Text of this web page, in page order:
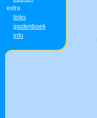
extra
links
gastenboek
info